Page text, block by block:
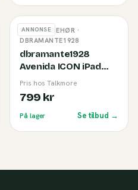
ANNONSE
MOBILTILBEHØR ·
DBRAMANTE1928
dbramante1928
Avenida ICON iPad
Pro 13" Deksel Svart
Pris hos Talkmore
799 kr
På lager Se tilbud →